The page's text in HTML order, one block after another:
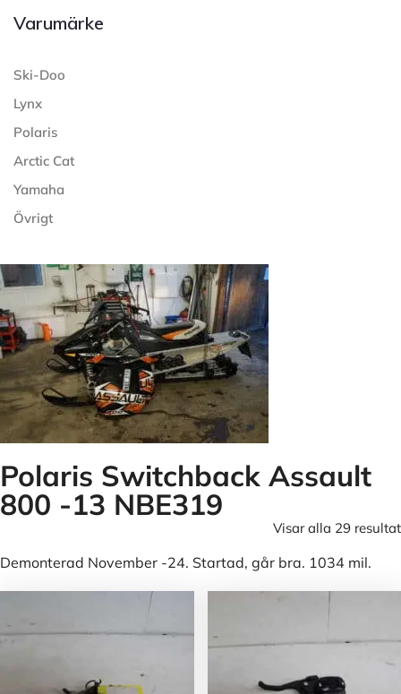
Varumärke
Ski-Doo
Lynx
Polaris
Arctic Cat
Yamaha
Övrigt
Polaris Switchback Assault
800 -13 NBE319
Visar alla 29 resultat
Demonterad November -24. Startad, går bra. 1034 mil.